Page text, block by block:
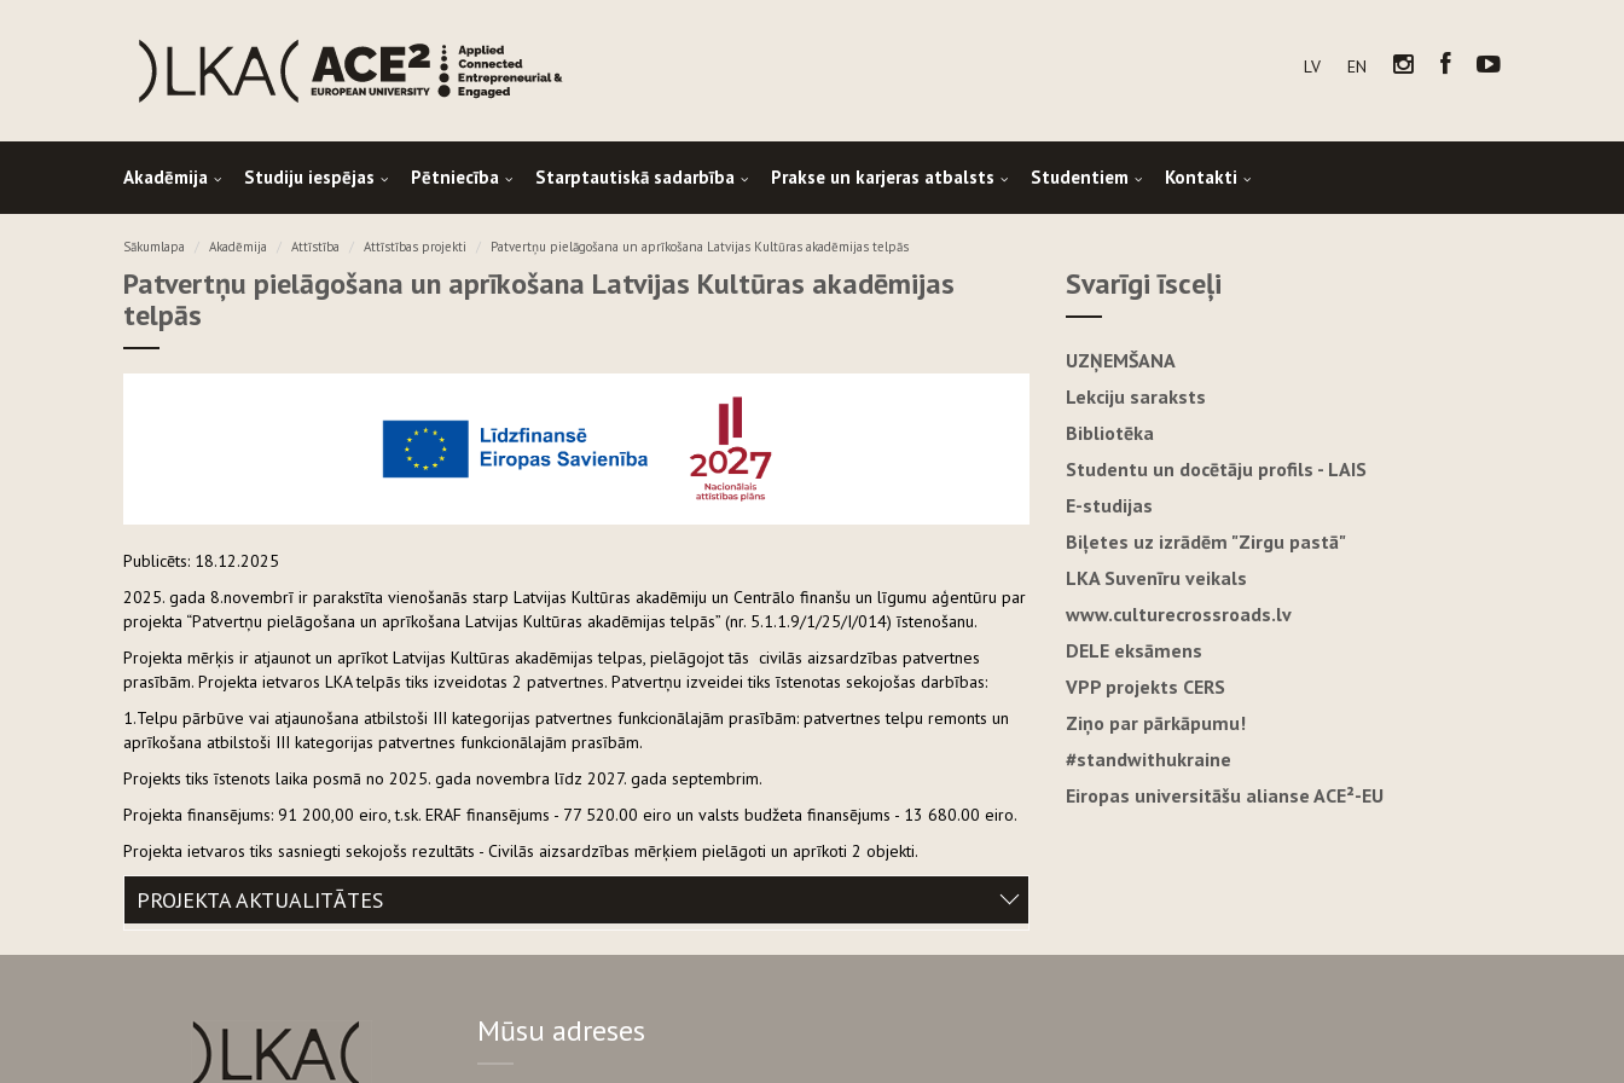
LV EN
Akadēmija Studiju iespējas Pētniecība Starptautiskā sadarbība Prakse un karjeras atbalsts Studentiem Kontakti
Sākumlapa Akadēmija Attīstība Attīstības projekti Patvertņu pielāgošana un aprīkošana Latvijas Kultūras akadēmijas telpās
Patvertņu pielāgošana un aprīkošana Latvijas Kultūras akadēmijas
telpās
Publicēts: 18.12.2025
2025. gada 8.novembrī ir parakstīta vienošanās starp Latvijas Kultūras akadēmiju un Centrālo finanšu un līgumu aģentūru par
projekta “Patvertņu pielāgošana un aprīkošana Latvijas Kultūras akadēmijas telpās” (nr. 5.1.1.9/1/25/I/014) īstenošanu.
Projekta mērķis ir atjaunot un aprīkot Latvijas Kultūras akadēmijas telpas, pielāgojot tās civilās aizsardzības patvertnes
prasībām. Projekta ietvaros LKA telpās tiks izveidotas 2 patvertnes. Patvertņu izveidei tiks īstenotas sekojošas darbības:
1.Telpu pārbūve vai atjaunošana atbilstoši III kategorijas patvertnes funkcionālajām prasībām: patvertnes telpu remonts un
aprīkošana atbilstoši III kategorijas patvertnes funkcionālajām prasībām.
Projekts tiks īstenots laika posmā no 2025. gada novembra līdz 2027. gada septembrim.
Projekta finansējums: 91 200,00 eiro, t.sk. ERAF finansējums - 77 520.00 eiro un valsts budžeta finansējums - 13 680.00 eiro.
Projekta ietvaros tiks sasniegti sekojošs rezultāts - Civilās aizsardzības mērķiem pielāgoti un aprīkoti 2 objekti.
PROJEKTA AKTUALITĀTES
Svarīgi īsceļi
UZŅEMŠANA
Lekciju saraksts
Bibliotēka
Studentu un docētāju profils - LAIS
E-studijas
Biļetes uz izrādēm "Zirgu pastā"
LKA Suvenīru veikals
www.culturecrossroads.lv
DELE eksāmens
VPP projekts CERS
Ziņo par pārkāpumu!
#standwithukraine
Eiropas universitāšu alianse ACE²-EU
Mūsu adreses